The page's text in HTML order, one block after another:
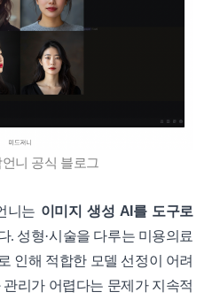
니 공식 블로그
니는 이미지 생성 AI를 도구로
. 성형·시술을 다루는 미용의료
인해 적합한 모델 선정이 어려
리가 어렵다는 문제가 지속적